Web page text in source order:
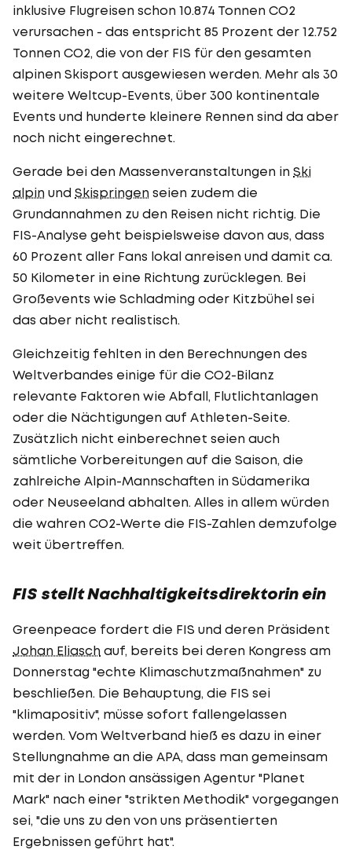
inklusive Flugreisen schon 10.874 Tonnen CO2
verursachen - das entspricht 85 Prozent der 12.752
Tonnen CO2, die von der FIS für den gesamten
alpinen Skisport ausgewiesen werden. Mehr als 30
weitere Weltcup-Events, über 300 kontinentale
Events und hunderte kleinere Rennen sind da aber
noch nicht eingerechnet.
Gerade bei den Massenveranstaltungen in Ski
alpin und Skispringen seien zudem die
Grundannahmen zu den Reisen nicht richtig. Die
FIS-Analyse geht beispielsweise davon aus, dass
60 Prozent aller Fans lokal anreisen und damit ca.
50 Kilometer in eine Richtung zurücklegen. Bei
Großevents wie Schladming oder Kitzbühel sei
das aber nicht realistisch.
Gleichzeitig fehlten in den Berechnungen des
Weltverbandes einige für die CO2-Bilanz
relevante Faktoren wie Abfall, Flutlichtanlagen
oder die Nächtigungen auf Athleten-Seite.
Zusätzlich nicht einberechnet seien auch
sämtliche Vorbereitungen auf die Saison, die
zahlreiche Alpin-Mannschaften in Südamerika
oder Neuseeland abhalten. Alles in allem würden
die wahren CO2-Werte die FIS-Zahlen demzufolge
weit übertreffen.
FIS stellt Nachhaltigkeitsdirektorin ein
Greenpeace fordert die FIS und deren Präsident
Johan Eliasch auf, bereits bei deren Kongress am
Donnerstag "echte Klimaschutzmaßnahmen" zu
beschließen. Die Behauptung, die FIS sei
"klimapositiv", müsse sofort fallengelassen
werden. Vom Weltverband hieß es dazu in einer
Stellungnahme an die APA, dass man gemeinsam
mit der in London ansässigen Agentur "Planet
Mark" nach einer "strikten Methodik" vorgegangen
sei, "die uns zu den von uns präsentierten
Ergebnissen geführt hat".